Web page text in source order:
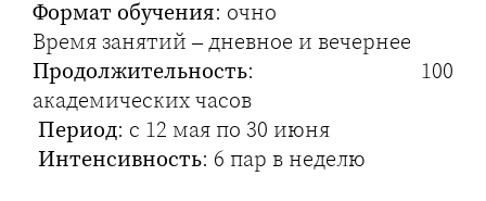
Формат обучения: очно
Время занятий – дневное и вечернее
Продолжительность: 100
академических часов
Период: с 12 мая по 30 июня
Интенсивность: 6 пар в неделю